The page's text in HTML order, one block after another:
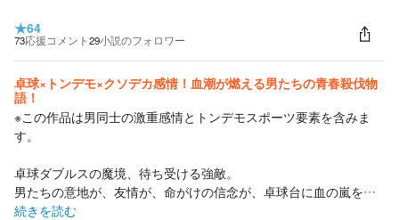
★64
73応援コメント29小説のフォロワー
卓球×トンデモ×クソデカ感情！血潮が燃える男たちの青春殺伐物
語！
※この作品は男同士の激重感情とトンデモスポーツ要素を含みま
す。
卓球ダブルスの魔境、待ち受ける強敵。
男たちの意地が、友情が、命がけの信念が、卓球台に血の嵐を…
続きを読む